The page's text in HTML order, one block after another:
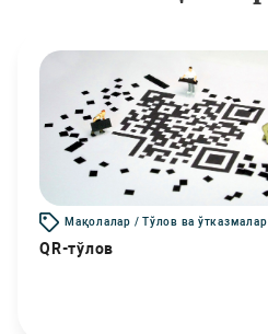
Мақолалар / Тўлов ва ўтказмалар
QR-тўлов